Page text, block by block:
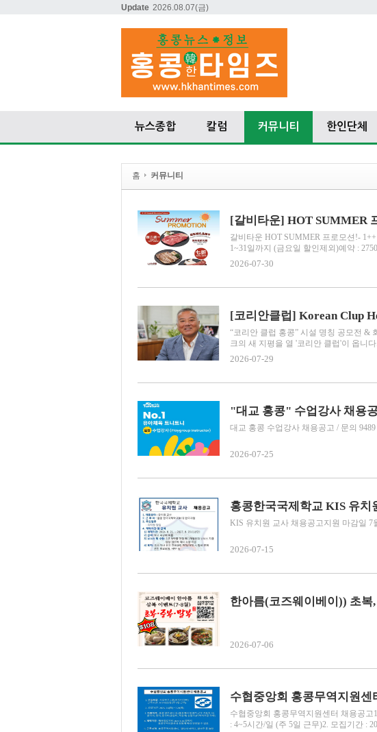
Update 2026.08.07(금)
뉴스종합 칼럼 커뮤니티 한인단체
홈 커뮤니티
[갈비타운] HOT SUMMER
갈비타운 HOT SUMMER 프로모션!-
1~31일까지 (금요일 할인제외)예약 :
2026-07-30
“코리안 클럽 홍콩” 시설 명칭 공모전 &
크의 새 지평을 열 '코리안 클럽'이 옵니
2026-07-29
"대교 홍콩" 수업강사 채용
대교 홍콩 수업강사 채용공고 / 문의 9489
2026-07-25
홍콩한국국제학교 KIS 유치
KIS 유치원 교사 채용공고지원 마감일 7
2026-07-15
한아름(코즈웨이베이)) 초
2026-07-06
수협중앙회 홍콩무역지원센
수협중앙회 홍콩무역지원센터 채용공
: 4~5시간/일 (주 5일 근무)2. 모집기간 :